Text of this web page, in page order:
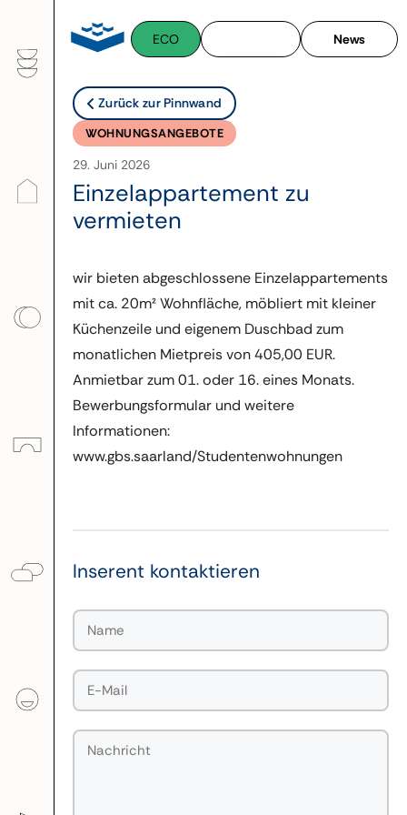
springen
ECO News
Zurück zur Pinnwand
WOHNUNGSANGEBOTE
29. Juni 2026
Einzelappartement zu
vermieten
wir bieten abgeschlossene Einzelappartements
mit ca. 20m² Wohnfläche, möbliert mit kleiner
Küchenzeile und eigenem Duschbad zum
monatlichen Mietpreis von 405,00 EUR.
Anmietbar zum 01. oder 16. eines Monats.
Bewerbungsformular und weitere
Informationen:
www.gbs.saarland/Studentenwohnungen
Inserent kontaktieren